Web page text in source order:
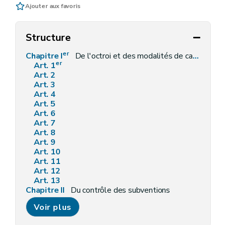
Ajouter aux favoris
Structure
Chapitre Ier
De l'octroi et des modalités de calcul des subventions relatives aux halls relais agricoles
Art. 1er
Art. 2
Art. 3
Art. 4
Art. 5
Art. 6
Art. 7
Art. 8
Art. 9
Art. 10
Art. 11
Art. 12
Art. 13
Chapitre II
Du contrôle des subventions
Art. 14
Art. 15
Chapitre III Des conditions de mise à disposition des halls relais agricoles
Voir plus